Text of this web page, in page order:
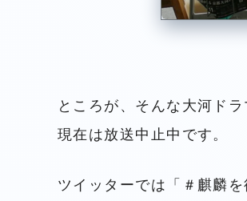
ところが、そんな大河ド
現在は放送中止中です。
ツイッターでは「＃麒麟